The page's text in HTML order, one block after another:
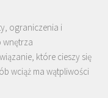
ograniczenia i
wnętrza
które cieszy się
wciąż ma wątpliwości